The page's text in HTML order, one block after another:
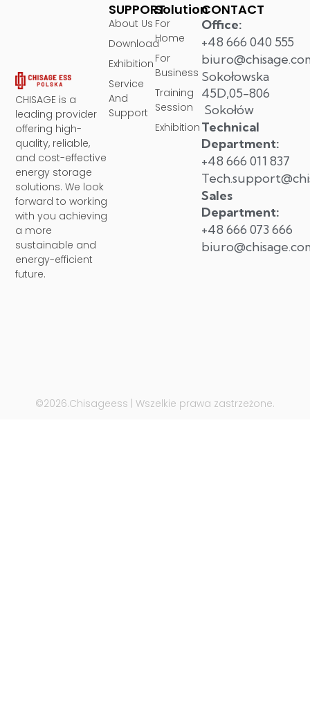
CHISAGE is a
leading provider
offering high-
quality, reliable,
and cost-effective
energy storage
solutions. We look
forward to working
with you achieving
a more
sustainable and
energy-efficient
future.
Solution
For
Home
For
Business
Training
Session
Exhibition
SUPPORT
About Us
Download
Exhibition
Service
And
Support
CONTACT
Office:
+48 666 040 555
Sokołowska
45D,05-806
Sokołów
Technical
Department:
+48 666 011 837
Sales
Department:
+48 666 073 666
©2026.Chisageess | Wszelkie prawa zastrzeżone.